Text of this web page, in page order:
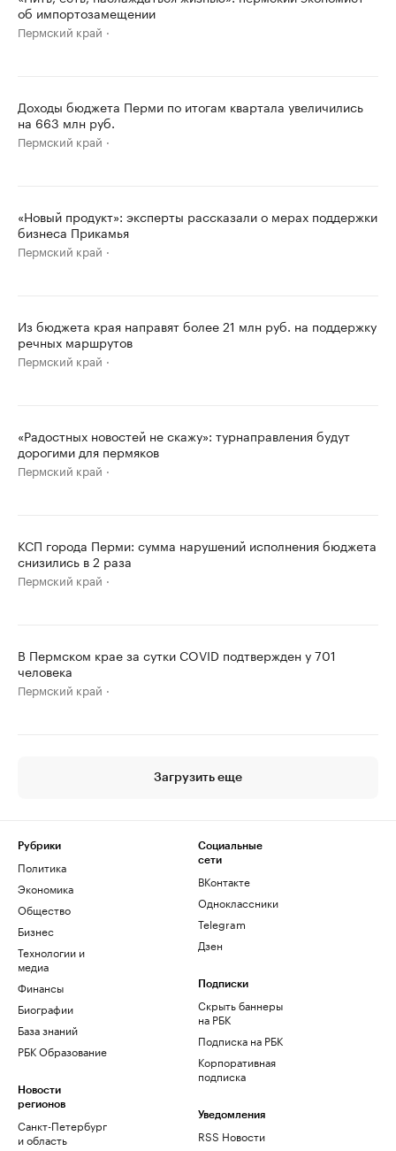
об импортозамещении
Пермский край
Доходы бюджета Перми по итогам квартала увеличились
на 663 млн руб.
Пермский край
«Новый продукт»: эксперты рассказали о мерах поддержки
бизнеса Прикамья
Пермский край
Из бюджета края направят более 21 млн руб. на поддержку
речных маршрутов
Пермский край
«Радостных новостей не скажу»: турнаправления будут
дорогими для пермяков
Пермский край
КСП города Перми: сумма нарушений исполнения бюджета
снизились в 2 раза
Пермский край
В Пермском крае за сутки COVID подтвержден у 701
человека
Пермский край
Загрузить еще
Рубрики
Политика
Экономика
Общество
Бизнес
Технологии и
медиа
Финансы
Биографии
База знаний
РБК Образование
Новости
регионов
Санкт-Петербург
и область
Социальные
сети
ВКонтакте
Одноклассники
Telegram
Дзен
Подписки
Скрыть баннеры
на РБК
Подписка на РБК
Корпоративная
подписка
Уведомления
RSS Новости